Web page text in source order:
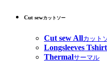
Cut sewカットソー
Cut sew Allカット
Longsleeves
Thermalサーマル